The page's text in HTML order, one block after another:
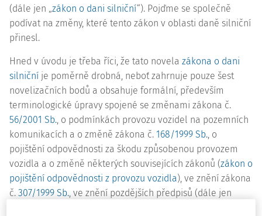
(dále jen „zákon o dani silniční“). Pojďme se společně
podívat na změny, které tento zákon v oblasti daně silniční
přinesl.
Hned v úvodu je třeba říci, že tato novela zákona o dani
silniční je poměrně drobná, neboť zahrnuje pouze šest
novelizačních bodů a obsahuje formální, především
terminologické úpravy spojené se změnami zákona č.
56/2001 Sb., o podmínkách provozu vozidel na pozemních
komunikacích a o změně zákona č. 168/1999 Sb., o
pojištění odpovědnosti za škodu způsobenou provozem
vozidla a o změně některých souvisejících zákonů (zákon o
pojištění odpovědnosti z provozu vozidla), ve znění zákona
č. 307/1999 Sb., ve znění pozdějších předpisů (dále jen